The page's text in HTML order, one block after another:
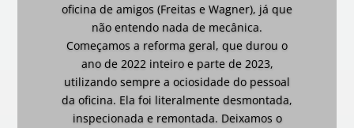
oficina de amigos (Freitas e Wagner), já que
não entendo nada de mecânica.
Começamos a reforma geral, que durou o
ano de 2022 inteiro e parte de 2023,
utilizando sempre a ociosidade do pessoal
da oficina. Ela foi literalmente desmontada,
inspecionada e remontada. Deixamos o